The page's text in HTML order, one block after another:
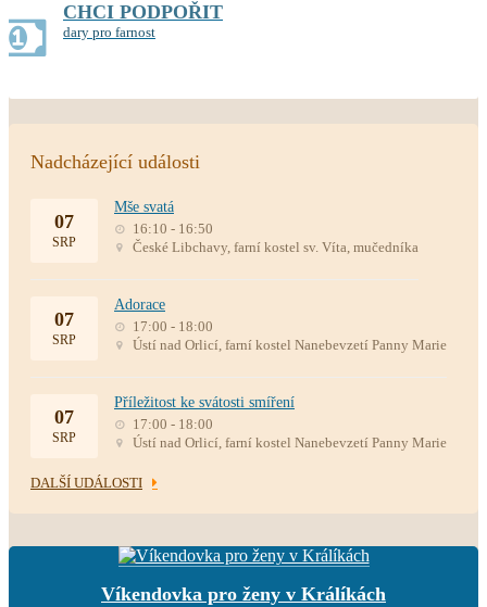
CHCI PODPOŘIT
dary pro farnost
Nadcházející události
07
SRP
Mše svatá
16:10 - 16:50
České Libchavy, farní kostel sv. Víta, mučedníka
07
SRP
Adorace
17:00 - 18:00
Ústí nad Orlicí, farní kostel Nanebevzetí Panny Marie
07
SRP
Příležitost ke svátosti smíření
17:00 - 18:00
Ústí nad Orlicí, farní kostel Nanebevzetí Panny Marie
DALŠÍ UDÁLOSTI
Víkendovka pro ženy v Králíkách